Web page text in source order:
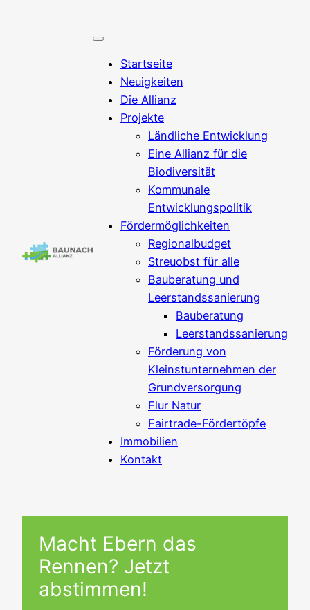
Startseite
Neuigkeiten
Die Allianz
Projekte
Ländliche Entwicklung
Eine Allianz für die
Biodiversität
Kommunale
Entwicklungspolitik
Fördermöglichkeiten
Regionalbudget
Streuobst für alle
Bauberatung und
Leerstandssanierung
Bauberatung
Leerstandssanierung
Förderung von
Kleinstunternehmen der
Grundversorgung
Flur Natur
Fairtrade-Fördertöpfe
Immobilien
Kontakt
Macht Ebern das
Rennen? Jetzt
abstimmen!